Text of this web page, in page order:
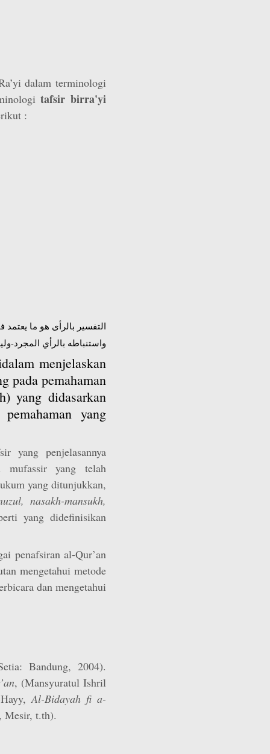
dalam terminologi
tafsir birra'yi
:
التفسير بالرأى هو ما
واستنباطه بالرأي المجرد-
menjelaskan
pada pemahaman
yang didasarkan
yang
yang penjelasannya
yang telah
yang ditunjukkan,
nasakh-mansukh,
yang didefinisikan
penafsiran al-Qur’an
mengetahui metode
dan mengetahui
Bandung, 2004).
, (Mansyuratul Ishril
Al-Bidayah fi a-
Mesir, t.th).